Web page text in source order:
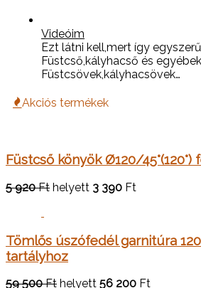
Videóim
Ezt látni kell,mert így
Füstcső,kályhacső és egyébek
Füstcsövek,kályhacsövek…
Akciós termékek
Füstcső könyök Ø120/45°(120°)
5 920 Ft helyett 3 390 Ft
Tömlős úszófedél garnitúra
tartályhoz
59 500 Ft helyett 56 200 Ft